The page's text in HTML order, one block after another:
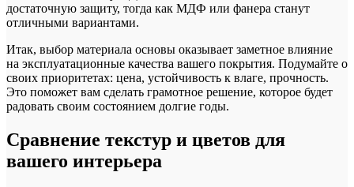
достаточную защиту, тогда как МДФ или фанера станут
отличными вариантами.
Итак, выбор материала основы оказывает заметное влияние
на эксплуатационные качества вашего покрытия. Подумайте о
своих приоритетах: цена, устойчивость к влаге, прочность.
Это поможет вам сделать грамотное решение, которое будет
радовать своим состоянием долгие годы.
Сравнение текстур и цветов для
вашего интерьера